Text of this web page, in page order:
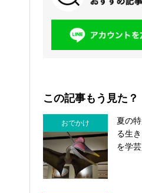
この記事もう見た？
おでかけ
夏の
る生
を学